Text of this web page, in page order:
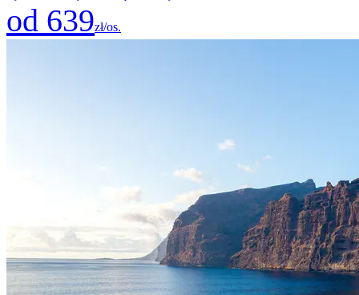
od 639zł/os.